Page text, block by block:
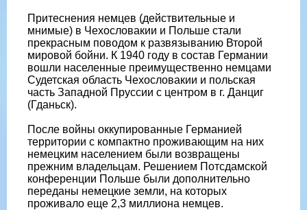
Притеснения немцев (действительные и
мнимые) в Чехословакии и Польше стали
прекрасным поводом к развязыванию Второй
мировой бойни. К 1940 году в состав Германии
вошли населенные преимущественно немцами
Судетская область Чехословакии и польская
часть Западной Пруссии с центром в г. Данциг
(Гданьск).
После войны оккупированные Германией
территории с компактно проживающим на них
немецким населением были возвращены
прежним владельцам. Решением Потсдамской
конференции Польше были дополнительно
переданы немецкие земли, на которых
проживало еще 2,3 миллиона немцев.